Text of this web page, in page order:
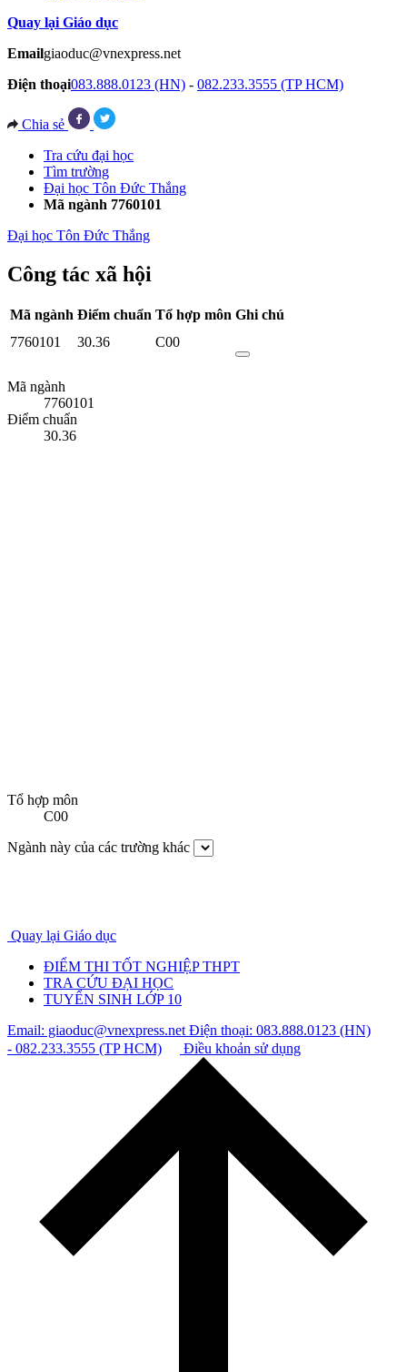
Quay lại Giáo dục
Emailgiaoduc@vnexpress.net
Điện thoại083.888.0123 (HN) - 082.233.3555 (TP HCM)
Chia sẻ
Tra cứu đại học
Tìm trường
Đại học Tôn Đức Thắng
Mã ngành 7760101
Đại học Tôn Đức Thắng
Công tác xã hội
Mã ngành Điểm chuẩn Tổ hợp môn Ghi chú
7760101
30.36 C00
Mã ngành
7760101
Điểm chuẩn
30.36
Tổ hợp môn
C00
Ngành này của các trường khác
Quay lại Giáo dục
ĐIỂM THI TỐT NGHIỆP THPT
TRA CỨU ĐẠI HỌC
TUYỂN SINH LỚP 10
Email: giaoduc@vnexpress.netĐiện thoại: 083.888.0123 (HN)
- 082.233.3555 (TP HCM)
Điều khoản sử dụng